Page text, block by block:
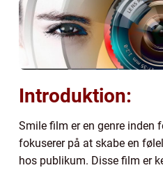
Introduktion:
Smile film er en genre inden
fokuserer på at skabe en
hos publikum. Disse film er